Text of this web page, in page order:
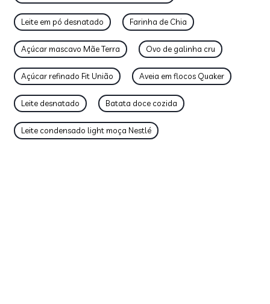
Leite em pó desnatado Farinha de Chia
Açúcar mascavo Mãe Terra Ovo de galinha cru
Açúcar refinado Fit União Aveia em flocos Quaker
Leite desnatado Batata doce cozida
Leite condensado light moça Nestlé